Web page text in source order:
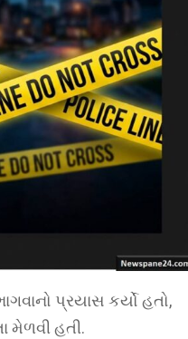
પ્રયાસ કર્યો હતો,
મેળવી હતી.